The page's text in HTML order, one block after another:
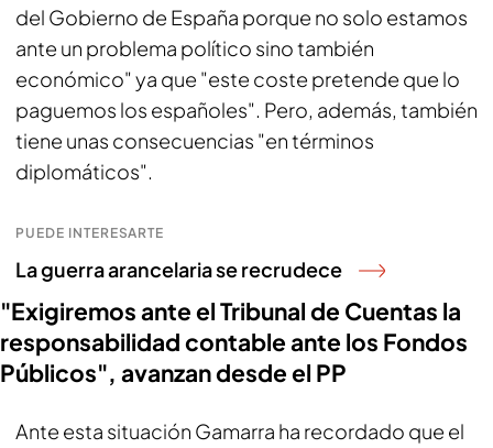
del Gobierno de España porque no solo estamos
ante un problema político sino también
económico" ya que "este coste pretende que lo
paguemos los españoles". Pero, además, también
tiene unas consecuencias "en términos
diplomáticos".
PUEDE INTERESARTE
La guerra arancelaria se recrudece
"Exigiremos ante el Tribunal de Cuentas la
responsabilidad contable ante los Fondos
Públicos", avanzan desde el PP
Ante esta situación Gamarra ha recordado que el